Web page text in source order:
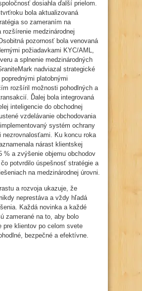
dosiahla ďalší prielom.
bola aktualizovaná
so zameraním na
rozšírenie medzinárodnej
pozornosť bola venovaná
požiadavkami KYC/AML,
a splnenie medzinárodných
nadviazal strategické
platobnými
rozšíril možnosti pohodlných a
Ďalej bola integrovaná
inteligencie do obchodnej
vzdelávanie obchodovania
systém ochrany
nezrovnalosťami. Ku koncu roka
nárast klientskej
% a zvýšenie objemu obchodov
potvrdilo úspešnosť stratégie a
na medzinárodnej úrovni.
a rozvoja ukazuje, že
neprestáva a vždy hľadá
Každá novinka a každé
zamerané na to, aby bolo
pre klientov po celom svete
bezpečné a efektívne.